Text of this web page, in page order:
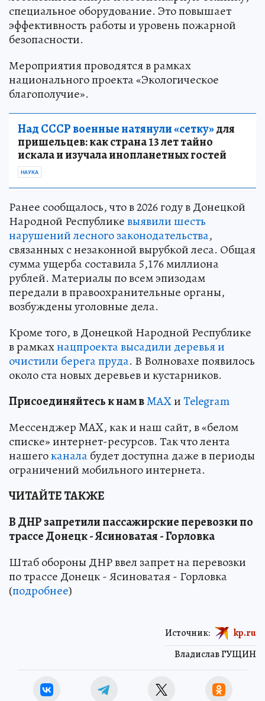
специальное оборудование. Это повышает
эффективность работы и уровень пожарной
безопасности.
Мероприятия проводятся в рамках
национального проекта «Экологическое
благополучие».
Над СССР военные натянули «сетку»для
пришельцев: как страна 13 лет тайно
искала и изучала инопланетных гостей
НАУКА
Ранее сообщалось, что в 2026 году в Донецкой
Народной Республикевыявили шесть
нарушений лесного законодательства,
связанных с незаконной вырубкой леса. Общая
сумма ущерба составила 5,176 миллиона
рублей. Материалы по всем эпизодам
передали в правоохранительные органы,
возбуждены уголовные дела.
Кроме того, в Донецкой Народной Республике
в рамкахнацпроекта высадили деревья и
очистили берега пруда. В Волновахе появилось
около ста новых деревьев и кустарников.
Присоединяйтесь к нам вMAXиTelegram
Мессенджер MAX, как и наш сайт, в «белом
списке» интернет-ресурсов. Так что лента
нашегоканалабудет доступна даже в периоды
ограничений мобильного интернета.
ЧИТАЙТЕ ТАКЖЕ
В ДНР запретили пассажирские перевозки по
трассе Донецк - Ясиноватая - Горловка
Штаб обороны ДНР ввел запрет на перевозки
по трассе Донецк - Ясиноватая - Горловка
(подробнее)
Владислав ГУЩИН
Источник: kp.ru